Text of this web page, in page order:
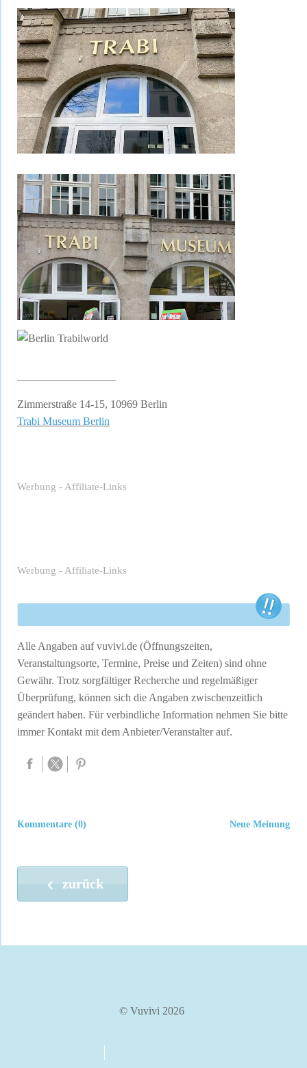
Zimmerstraße 14-15, 10969 Berlin
Trabi Museum Berlin
Werbung - Affiliate-Links
Werbung - Affiliate-Links
Alle Angaben auf vuvivi.de (Öffnungszeiten,
Veranstaltungsorte, Termine, Preise und Zeiten) sind ohne
Gewähr. Trotz sorgfältiger Recherche und regelmäßiger
Überprüfung, können sich die Angaben zwischenzeitlich
geändert haben. Für verbindliche Information nehmen Sie bitte
immer Kontakt mit dem Anbieter/Veranstalter auf.
Neue Meinung
Kommentare (0)
zurück
© Vuvivi 2026